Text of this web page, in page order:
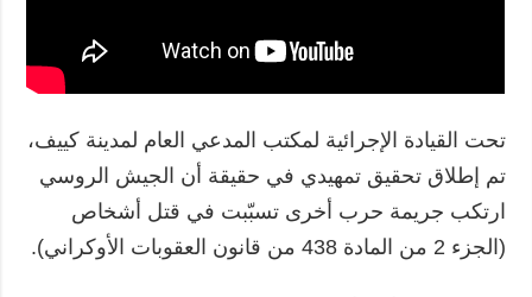
تحت القيادة الإجرائية لمكتب المدعي العام لمدينة كييف،
تم إطلاق تحقيق تمهيدي في حقيقة أن الجيش الروسي
ارتكب جريمة حرب أخرى تسبّبت في قتل أشخاص
(الجزء 2 من المادة 438 من قانون العقوبات الأوكراني).